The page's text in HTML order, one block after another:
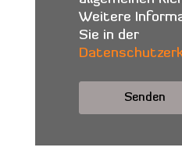
Weitere
Sie in der